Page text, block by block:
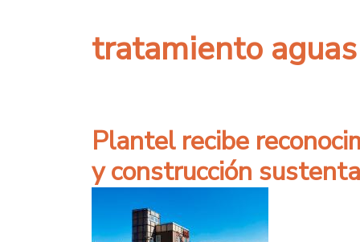
tratamiento
Plantel recibe
y construcción